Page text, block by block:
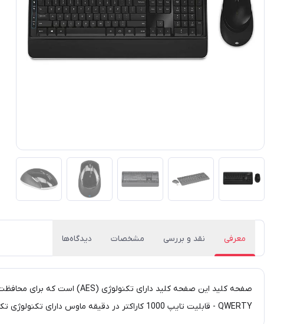
معرفی نقد و بررسی مشخصات دیدگاه‌ها
QWERTY - قابلیت تایپ 1000 کاراکتر در دقیقه ماوس دارای تکنولوژی تکنولوژی BlueTrack - اسکرول 4 جهته - طول عمر 3 میلیون بار کلیک کلیدهای چپ و راست